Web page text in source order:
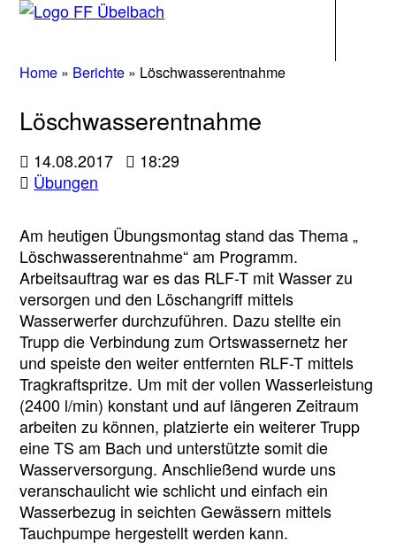
Home » Berichte » Löschwasserentnahme
Löschwasserentnahme
14.08.2017
18:29
Übungen
Am heutigen Übungsmontag stand das Thema „
Löschwasserentnahme“ am Programm.
Arbeitsauftrag war es das RLF-T mit Wasser zu
versorgen und den Löschangriff mittels
Wasserwerfer durchzuführen. Dazu stellte ein
Trupp die Verbindung zum Ortswassernetz her
und speiste den weiter entfernten RLF-T mittels
Tragkraftspritze. Um mit der vollen Wasserleistung
(2400 l/min) konstant und auf längeren Zeitraum
arbeiten zu können, platzierte ein weiterer Trupp
eine TS am Bach und unterstützte somit die
Wasserversorgung. Anschließend wurde uns
veranschaulicht wie schlicht und einfach ein
Wasserbezug in seichten Gewässern mittels
Tauchpumpe hergestellt werden kann.